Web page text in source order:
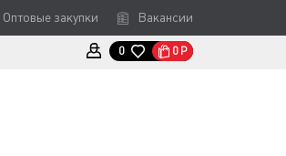
Оптовые закупки Вакансии
0 0 Р